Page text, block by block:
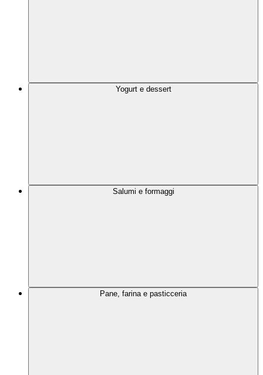
Yogurt e dessert
Salumi e formaggi
Pane, farina e pasticceria